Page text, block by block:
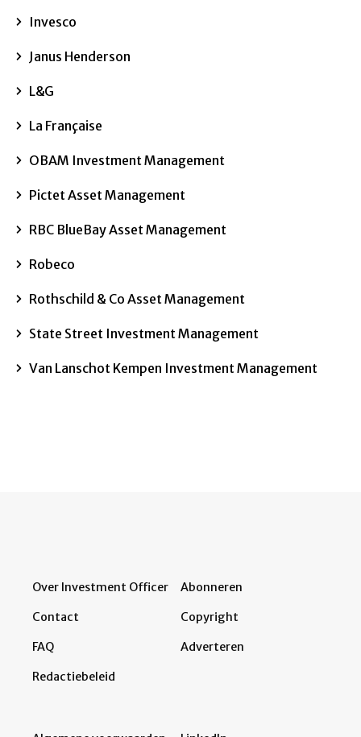
Invesco
Janus Henderson
L&G
La Française
OBAM Investment Management
Pictet Asset Management
RBC BlueBay Asset Management
Robeco
Rothschild & Co Asset Management
State Street Investment Management
Van Lanschot Kempen Investment Management
Over Investment Officer
Contact
FAQ
Redactiebeleid
Abonneren
Copyright
Adverteren